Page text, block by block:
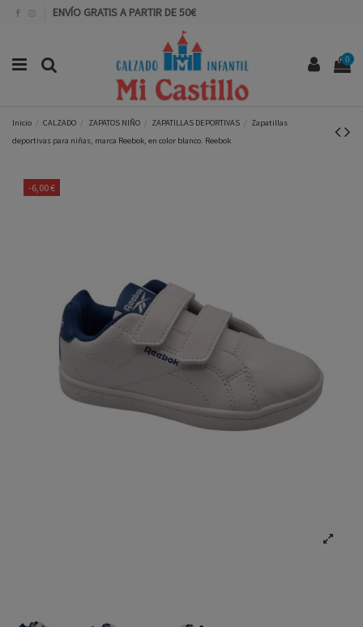
ENVÍO GRATIS A PARTIR DE 50€
0
Inicio CALZADO ZAPATOS NIÑO ZAPATILLAS DEPORTIVAS
Zapatillas
deportivas para niñas, marca Reebok, en color blanco. Reebok
-6,00 €